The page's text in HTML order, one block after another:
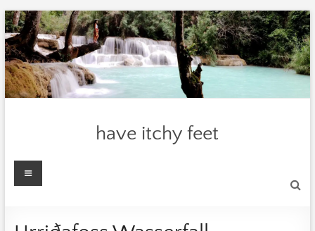
Zum
Inhalt
springen
have itchy feet
Menü